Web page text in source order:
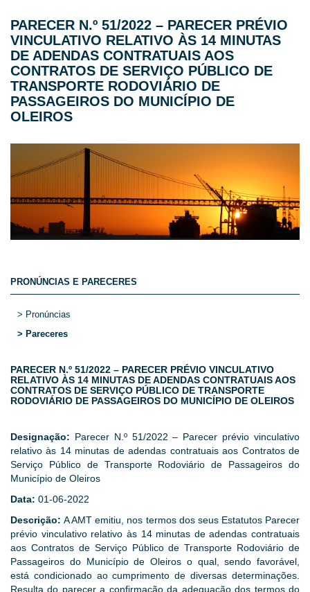
PARECER N.º 51/2022 – PARECER PRÉVIO
VINCULATIVO RELATIVO ÀS 14 MINUTAS
DE ADENDAS CONTRATUAIS AOS
CONTRATOS DE SERVIÇO PÚBLICO DE
TRANSPORTE RODOVIÁRIO DE
PASSAGEIROS DO MUNICÍPIO DE
OLEIROS
PRONÚNCIAS E PARECERES
> Pronúncias
> Pareceres
PARECER N.º 51/2022 – PARECER PRÉVIO VINCULATIVO
RELATIVO ÀS 14 MINUTAS DE ADENDAS CONTRATUAIS AOS
CONTRATOS DE SERVIÇO PÚBLICO DE TRANSPORTE
RODOVIÁRIO DE PASSAGEIROS DO MUNICÍPIO DE OLEIROS
Designação: Parecer N.º 51/2022 – Parecer prévio vinculativo
relativo às 14 minutas de adendas contratuais aos Contratos de
Serviço Público de Transporte Rodoviário de Passageiros do
Município de Oleiros
Data: 01-06-2022
Descrição:A AMT emitiu, nos termos dos seus Estatutos Parecer
prévio vinculativo relativo às 14 minutas de adendas contratuais
aos Contratos de Serviço Público de Transporte Rodoviário de
Passageiros do Município de Oleiros o qual, sendo favorável,
está condicionado ao cumprimento de diversas determinações.
Resulta do parecer a confirmação da adequação dos termos do